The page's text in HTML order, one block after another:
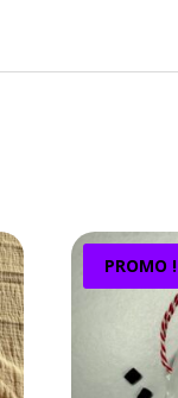
PROMO !